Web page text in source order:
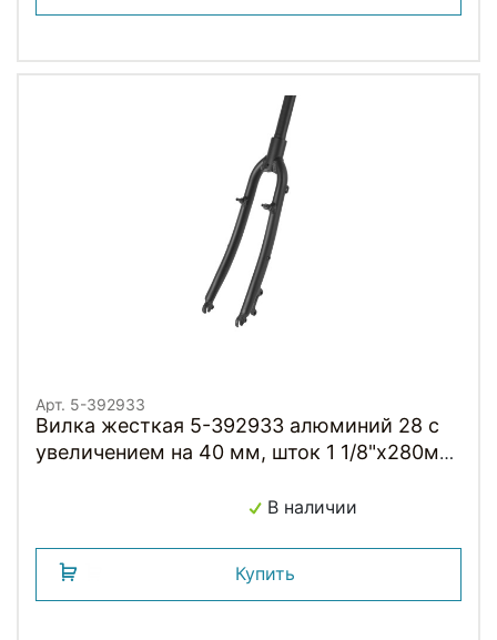
Арт. 5-392933
Вилка жесткая 5-392933 алюминий 28 с
увеличением на 40 мм, шток 1 1/8"х280мм
В наличии
Купить